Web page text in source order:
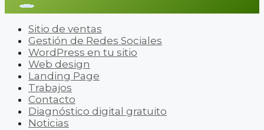
Sitio de ventas
Gestión de Redes Sociales
WordPress en tu sitio
Web design
Landing Page
Trabajos
Contacto
Diagnóstico digital gratuito
Noticias